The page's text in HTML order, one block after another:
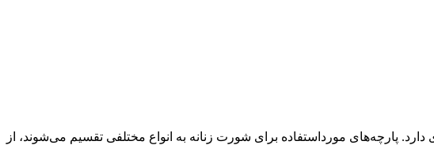
پارچه‌های مورداستفاده برای شورت زنانه به انواع مختلفی تقسیم می‌شوند، از